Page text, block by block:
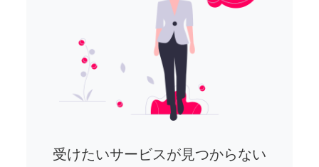
受けたいサービスが見つからない